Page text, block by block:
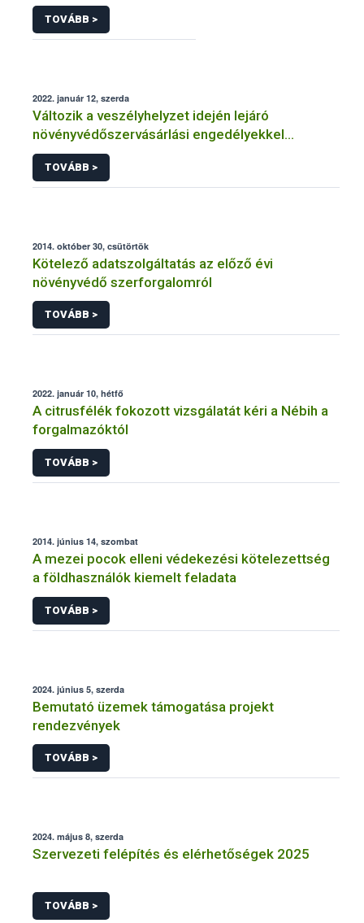
TOVÁBB >
2022. január 12, szerda
Változik a veszélyhelyzet idején lejáró
növényvédőszervásárlási engedélyekkel
kapcsolatos szabályozás
TOVÁBB >
2014. október 30, csütörtök
Kötelező adatszolgáltatás az előző évi
növényvédő szerforgalomról
TOVÁBB >
2022. január 10, hétfő
A citrusfélék fokozott vizsgálatát kéri a Nébih a
forgalmazóktól
TOVÁBB >
2014. június 14, szombat
A mezei pocok elleni védekezési kötelezettség
a földhasználók kiemelt feladata
TOVÁBB >
2024. június 5, szerda
Bemutató üzemek támogatása projekt
rendezvények
TOVÁBB >
2024. május 8, szerda
Szervezeti felépítés és elérhetőségek 2025
TOVÁBB >